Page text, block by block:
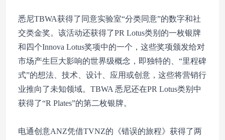
悉尼TBWA获得了同意实验室“分类同意”的数字和社
交类金奖。该活动还获得了PR Lotus类别的一枚银牌
和四个Innova Lotus奖项中的一个，这些奖项颁发给对
市场产生巨大影响的世界级概念，即独特的、“里程碑
式”的想法、技术、设计、应用或创意，这些将营销行
业推向了未知领域。TBWA 悉尼还在PR Lotus类别中
获得了“R Plates”的第二枚银牌。
电通创意ANZ凭借TVNZ的《错误的旅程》获得了两